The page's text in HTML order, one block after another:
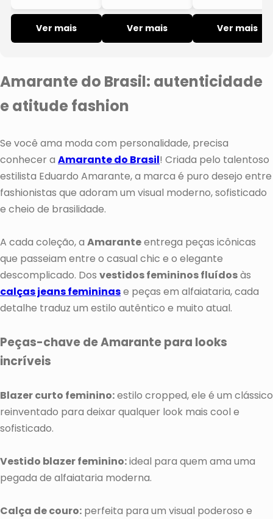
Ver mais
Ver mais
- Amarante
Ver mais
Amarante do Brasil: autenticidade
e atitude fashion
Se você ama moda com personalidade, precisa
conhecer a Amarante do Brasil! Criada pelo talentoso
estilista Eduardo Amarante, a marca é puro desejo entre
fashionistas que adoram um visual moderno, sofisticado
e cheio de brasilidade.
A cada coleção, a Amaranteentrega peças icônicas
que passeiam entre o casual chic e o elegante
descomplicado. Dos vestidos femininos fluídosàs
calças jeans femininase peças em alfaiataria, cada
detalhe traduz um estilo autêntico e muito atual.
Peças-chave de Amarante para looks
incríveis
Blazer curto feminino:estilo cropped, ele é um clássico
reinventado para deixar qualquer look mais cool e
sofisticado.
Vestido blazer feminino:ideal para quem ama uma
pegada de alfaiataria moderna.
Calça de couro: perfeita para um visual poderoso e